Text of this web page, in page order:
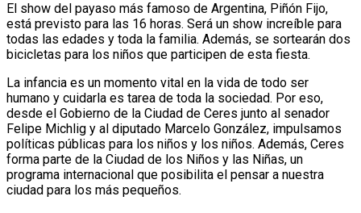
El show del payaso más famoso de Argentina, Piñón Fijo,
está previsto para las 16 horas. Será un show increíble para
todas las edades y toda la familia. Además, se sortearán dos
bicicletas para los niños que participen de esta fiesta.
La infancia es un momento vital en la vida de todo ser
humano y cuidarla es tarea de toda la sociedad. Por eso,
desde el Gobierno de la Ciudad de Ceres junto al senador
Felipe Michlig y al diputado Marcelo González, impulsamos
políticas públicas para los niños y los niños. Además, Ceres
forma parte de la Ciudad de los Niños y las Niñas, un
programa internacional que posibilita el pensar a nuestra
ciudad para los más pequeños.